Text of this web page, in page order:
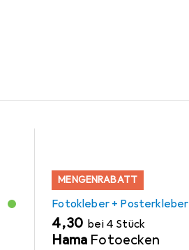
MENGENRABATT
Fotokleber + Posterkleber
EUR
4,30 bei 4 Stück
Hama Fotoecken